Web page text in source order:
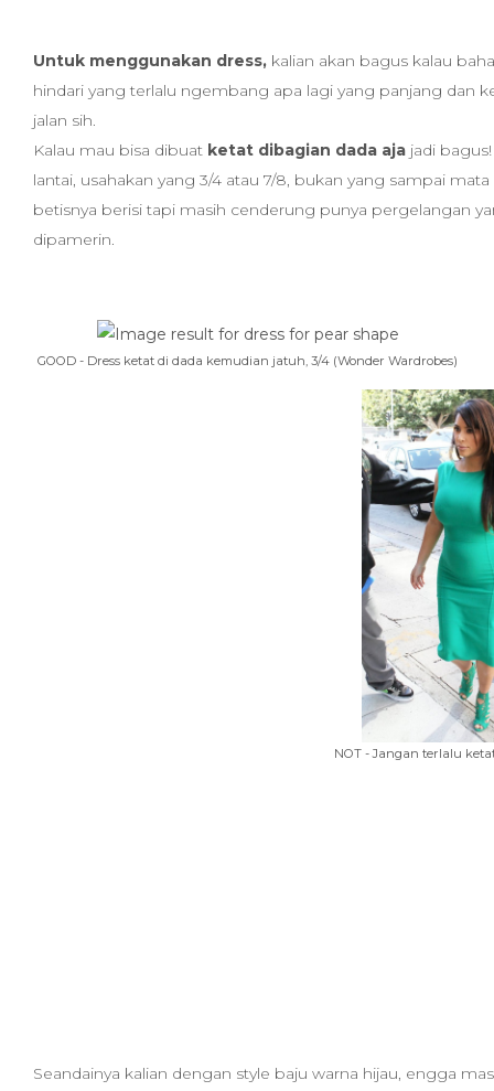
Untuk menggunakan dress, kalian akan bagus kalau
hindari yang terlalu ngembang apa lagi yang panjang dan
jalan sih.
Kalau mau bisa dibuat ketat dibagian dada aja jadi
lantai, usahakan yang 3/4 atau 7/8, bukan yang sampai
betisnya berisi tapi masih cenderung punya pergelangan
dipamerin.
GOOD - Dress ketat di dada kemudian jatuh, 3/4 (Wonder Wardrobes)
NOT - Jangan terlalu
Seandainya kalian dengan style baju warna hijau, engga